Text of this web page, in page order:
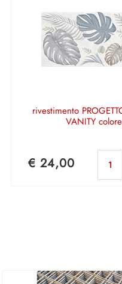
rivestimento
VANITY
€ 24,00